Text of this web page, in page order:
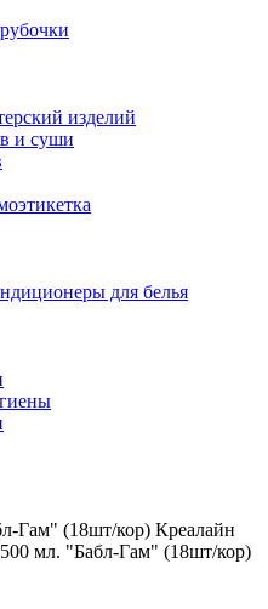
изделий
и суши
для белья
Гам" (18шт/кор) Креалайн